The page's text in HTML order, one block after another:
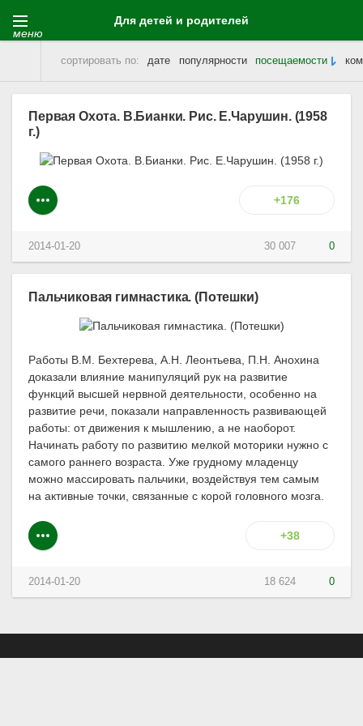
Для детей и родителей
меню
сортировать по: дате популярности посещаемости
Первая Охота. В.Бианки. Рис. Е.Чарушин. (1958
г.)
+176
30 007 0
2014-01-20
Пальчиковая гимнастика. (Потешки)
Работы В.М. Бехтерева, А.Н. Леонтьева, П.Н. Анохина
доказали влияние манипуляций рук на развитие
функций высшей нервной деятельности, особенно на
развитие речи, показали направленность развивающей
работы: от движения к мышлению, а не наоборот.
Начинать работу по развитию мелкой моторики нужно с
самого раннего возраста. Уже грудному младенцу
можно массировать пальчики, воздействуя тем самым
на активные точки, связанные с корой головного мозга.
+38
18 624 0
2014-01-20